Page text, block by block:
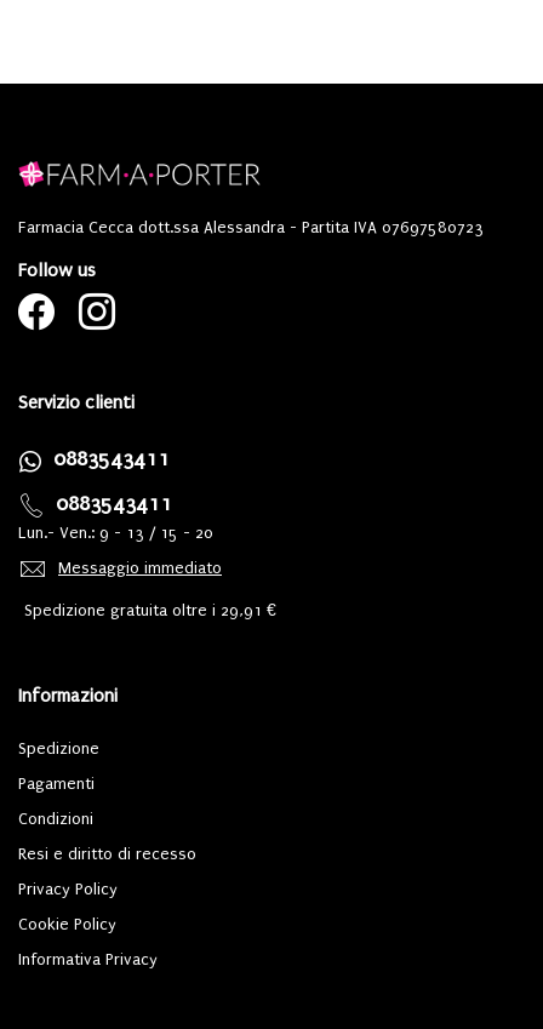
Farmacia Cecca dott.ssa Alessandra - Partita IVA 07697580723
Follow us
Servizio clienti
0883543411
0883543411
Lun.- Ven.: 9 - 13 / 15 - 20
Messaggio immediato
Spedizione gratuita oltre i 29,91 €
Informazioni
Spedizione
Pagamenti
Condizioni
Resi e diritto di recesso
Privacy Policy
Cookie Policy
Informativa Privacy